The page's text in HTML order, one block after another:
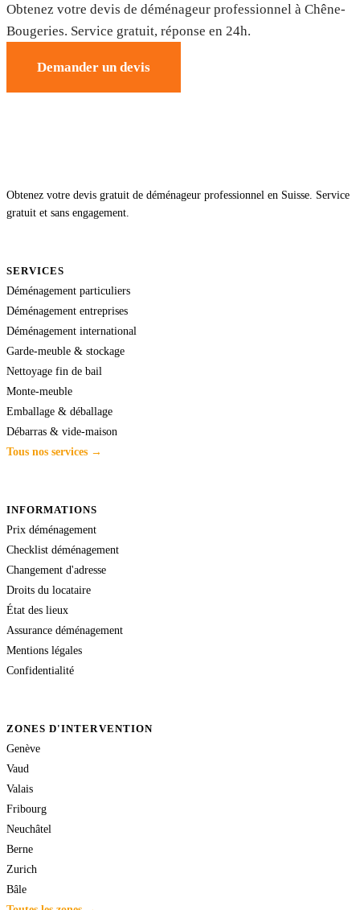
Obtenez votre devis de déménageur professionnel à Chêne-
Bougeries. Service gratuit, réponse en 24h.
Demander un devis
Obtenez votre devis gratuit de déménageur professionnel en Suisse. Service
gratuit et sans engagement.
SERVICES
Déménagement particuliers
Déménagement entreprises
Déménagement international
Garde-meuble & stockage
Nettoyage fin de bail
Monte-meuble
Emballage & déballage
Débarras & vide-maison
Tous nos services →
INFORMATIONS
Prix déménagement
Checklist déménagement
Changement d'adresse
Droits du locataire
État des lieux
Assurance déménagement
Mentions légales
Confidentialité
ZONES D'INTERVENTION
Genève
Vaud
Valais
Fribourg
Neuchâtel
Berne
Zurich
Bâle